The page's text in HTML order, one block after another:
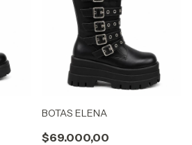
BOTAS ELENA
$69.000,00